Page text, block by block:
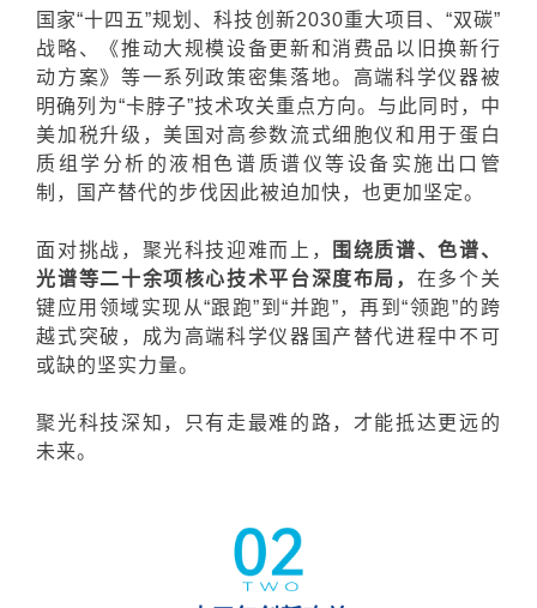
国家“十四五”规划、科技创新2030重大项目、“双碳”
战略、《推动大规模设备更新和消费品以旧换新行
动方案》等一系列政策密集落地。高端科学仪器被
明确列为“卡脖子”技术攻关重点方向。与此同时，中
美加税升级，美国对高参数流式细胞仪和用于蛋白
质组学分析的液相色谱质谱仪等设备实施出口管
制，国产替代的步伐因此被迫加快，也更加坚定。
面对挑战，聚光科技迎难而上，
围绕质谱、色谱、
光谱等二十余项核心技术平台深度布局， 在多个关
键应用领域实现从“跟跑”到“并跑”，再到“领跑”的跨
越式突破，成为高端科学仪器国产替代进程中不可
或缺的坚实力量。
聚光科技深知，只有走最难的路，才能抵达更远的
未来。